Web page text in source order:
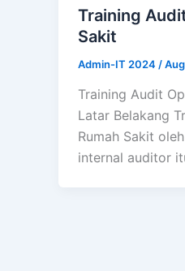
Training
Sakit
Admin-IT 2024 /
Training Audit
Latar Belakang
Rumah Sakit
internal auditor